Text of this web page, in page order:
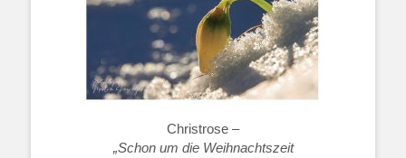
Christrose –
„Schon um die Weihnachtszeit